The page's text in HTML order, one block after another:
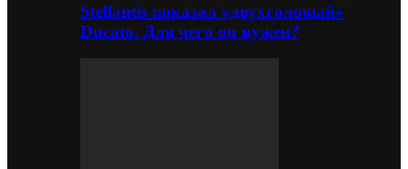
Stellantis показал «двухголовый»
Ducato. Для чего он нужен?